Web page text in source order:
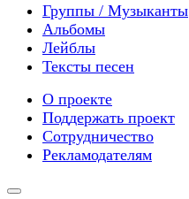
Группы / Музыканты
Альбомы
Лейблы
Тексты песен
О проекте
Поддержать проект
Сотрудничество
Рекламодателям